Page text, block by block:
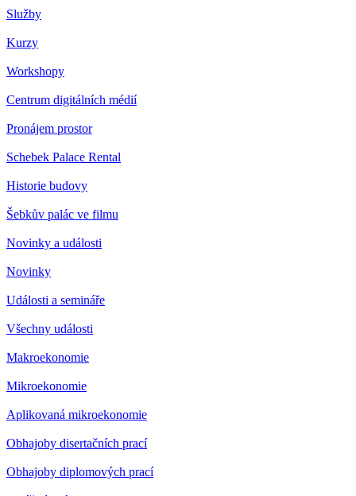
Služby
Kurzy
Workshopy
Centrum digitálních médií
Pronájem prostor
Schebek Palace Rental
Historie budovy
Šebkův palác ve filmu
Novinky a události
Novinky
Události a semináře
Všechny události
Makroekonomie
Mikroekonomie
Aplikovaná mikroekonomie
Obhajoby disertačních prací
Obhajoby diplomových prací